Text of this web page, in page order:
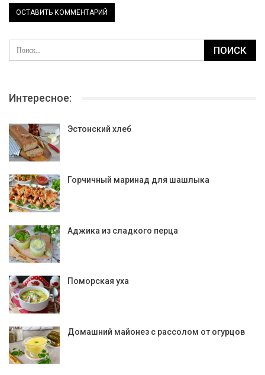
Интересное:
Эстонский хлеб
Горчичный маринад для шашлыка
Аджика из сладкого перца
Поморская уха
Домашний майонез с рассолом от огурцов